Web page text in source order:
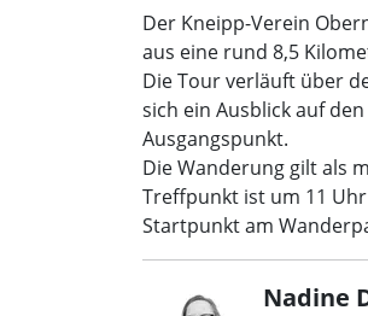
Der Kneipp-Verein
aus eine rund 8,5
Die Tour verläuft über
sich ein Ausblick auf
Ausgangspunkt.
Die Wanderung gilt als
Treffpunkt ist um 11
Startpunkt am
Nadine